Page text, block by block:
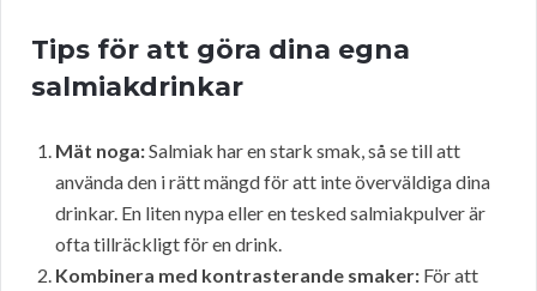
Tips för att göra dina egna
salmiakdrinkar
Mät noga:Salmiak har en stark smak, så se till att
använda den i rätt mängd för att inte överväldiga dina
drinkar. En liten nypa eller en tesked salmiakpulver är
ofta tillräckligt för en drink.
Kombinera med kontrasterande smaker: För att